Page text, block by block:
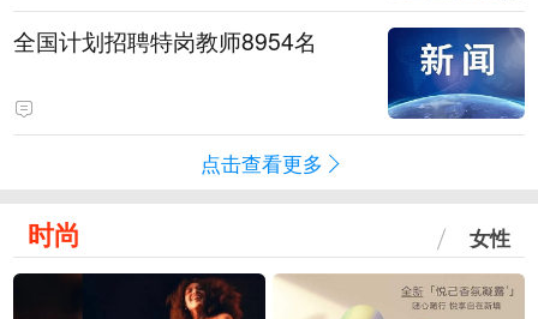
全国计划招聘特岗教师8954名
点击查看更多
时尚 女性